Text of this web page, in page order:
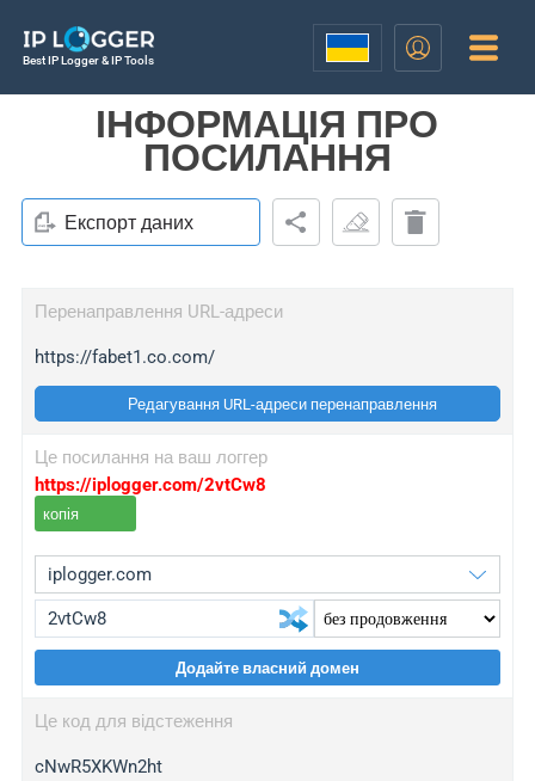
Best IP Logger & IP Tools
ІНФОРМАЦІЯ ПРО
ПОСИЛАННЯ
Експорт даних
Перенаправлення URL-адреси
https://fabet1.co.com/
Редагування URL-адреси перенаправлення
Це посилання на ваш логгер
https://iplogger.com/2vtCw8
копія
wl.gl
ed.tc
Додайте власний домен
Це код для відстеження
cNwR5XKWn2ht